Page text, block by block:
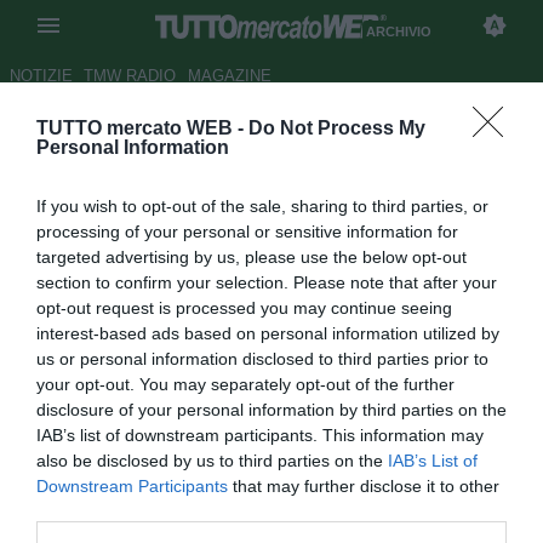
TUTTO mercato WEB - Do Not Process My
Personal Information
If you wish to opt-out of the sale, sharing to third parties, or
processing of your personal or sensitive information for
targeted advertising by us, please use the below opt-out
section to confirm your selection. Please note that after your
opt-out request is processed you may continue seeing
interest-based ads based on personal information utilized by
us or personal information disclosed to third parties prior to
your opt-out. You may separately opt-out of the further
disclosure of your personal information by third parties on the
IAB’s list of downstream participants. This information may
also be disclosed by us to third parties on the IAB’s List of
Downstream Participants that may further disclose it to other
ARCHIVIO
NOTIZIE TMW RADIO MAGAZINE
Sla, una strage nel calcio
01.12.2007 08:49 2007
vedi letture
T re nuovi casi di morbo di Gehrig nel calcio italiano, tra il
2004 e il 2006. Uno dei tre giocatori colpiti dalla mortale
malattia - altrimenti nota come Sla, sclerosi laterale
amiotrofica - è un ex centravanti di serie A, poco più che